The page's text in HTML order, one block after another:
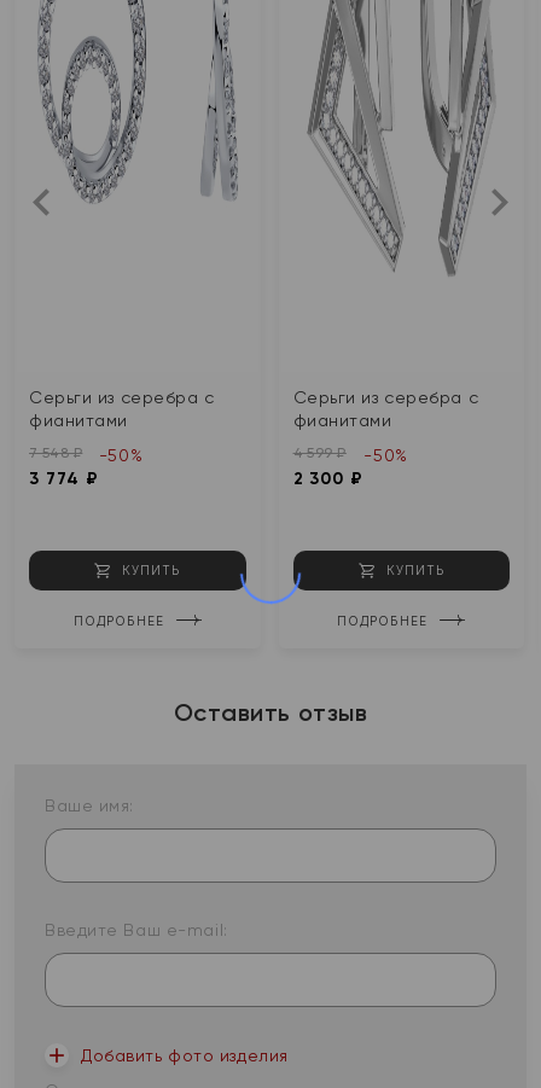
Серьги из серебра с
фианитами
7 548 ₽
3 774 ₽
-50%
КУПИТЬ
ПОДРОБНЕЕ
Серьги из серебра с
фианитами
4 599 ₽
2 300 ₽
-50%
КУПИТЬ
ПОДРОБНЕЕ
Оставить отзыв
Ваше имя:
Введите Ваш e-mail:
Добавить фото изделия